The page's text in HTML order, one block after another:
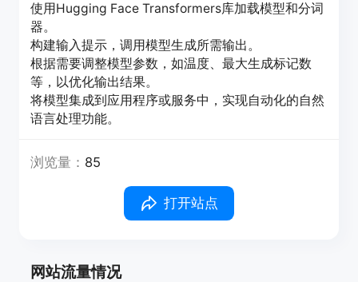
使用Hugging Face Transformers库加载模型和分词
器。
构建输入提示，调用模型生成所需输出。
根据需要调整模型参数，如温度、最大生成标记数
等，以优化输出结果。
将模型集成到应用程序或服务中，实现自动化的自然
语言处理功能。
浏览量： 85
打开站点
网站流量情况